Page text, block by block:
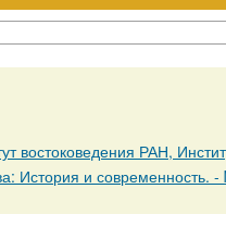
востоковедения РАН,
- № 2. - 30 апреля. - 2008. - С.